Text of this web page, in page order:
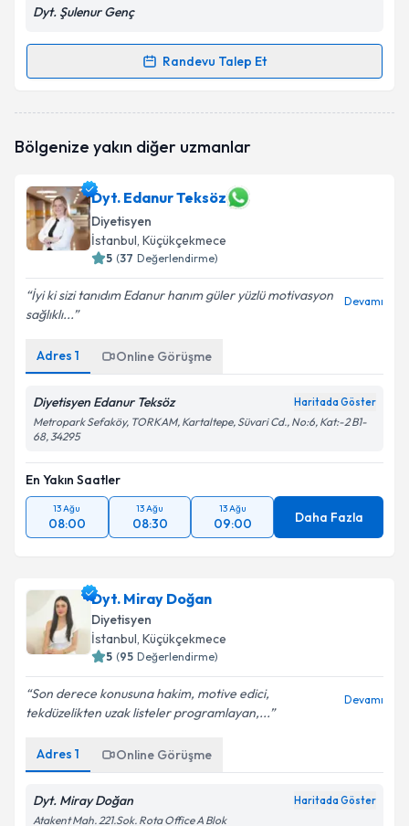
Dyt. Şulenur Genç
Randevu Talep Et
Randevu Takvimi Talebi
oluşturun. Size bu uzmandan randevu almanız için bir
E-posta Adresiniz
Kişisel verilerimin işlenmesine ilişkinAydınlatma
Bölgenize yakın diğer uzmanlar
Dyt. Edanur Teksöz
Diyetisyen
İstanbul, Küçükçekmece
5 (37 Değerlendirme)
İyi ki sizi tanıdım Edanur hanım güler yüzlü motivasyon
sağlıklı...
Devamı
Adres 1 Online Görüşme
Diyetisyen Edanur Teksöz Haritada Göster
Metropark Sefaköy, TORKAM, Kartaltepe, Süvari Cd., No:6, Kat:-2 B1-
68, 34295
En Yakın Saatler
13 Ağu
08:00
13 Ağu
08:30
13 Ağu
09:00 Daha Fazla
Dyt. Miray Doğan
Diyetisyen
İstanbul, Küçükçekmece
5 (95 Değerlendirme)
Son derece konusuna hakim, motive edici,
tekdüzelikten uzak listeler programlayan,...
Devamı
Adres 1 Online Görüşme
Dyt. Miray Doğan Haritada Göster
Atakent Mah. 221.Sok. Rota Office A Blok